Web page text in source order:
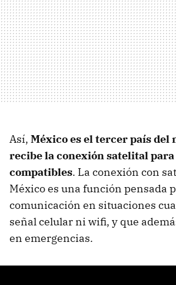
Así, México es el tercer país del
recibe la conexión satelital
compatibles. La conexión con
México es una función pensada
comunicación en situaciones
señal celular ni wifi, y que
en emergencias.